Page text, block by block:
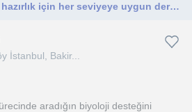
Yks sınavı ve yazılılara hazırlık için her seviyeye uygun ders veriyorum
İstanbul, Bakir...
aradığın biyoloji desteğini